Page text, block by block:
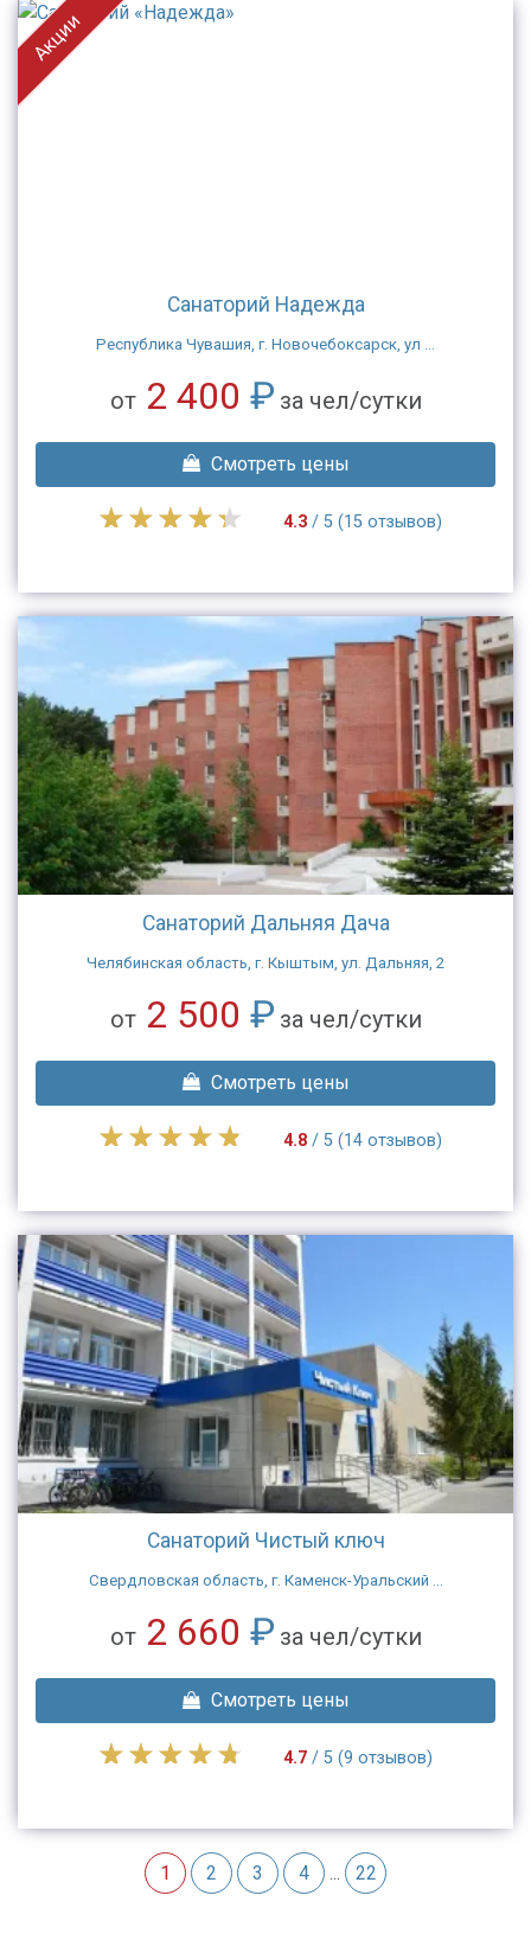
Акции
Санаторий Надежда
Республика Чувашия, г. Новочебоксарск, ул ...
от 2 400 ₽ за чел/сутки
Смотреть цены
4.3/ 5 (15 отзывов)
Санаторий Дальняя Дача
Челябинская область, г. Кыштым, ул. Дальняя, 2
от 2 500 ₽ за чел/сутки
Смотреть цены
4.8/ 5 (14 отзывов)
Санаторий Чистый ключ
Свердловская область, г. Каменск-Уральский ...
от 2 660 ₽ за чел/сутки
Смотреть цены
4.7/ 5 (9 отзывов)
1 2 3 4 ... 22